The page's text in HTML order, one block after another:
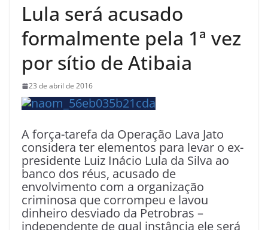
Lula será acusado
formalmente pela 1ª vez
por sítio de Atibaia
23 de abril de 2016
A força-tarefa da Operação Lava Jato
considera ter elementos para levar o ex-
presidente Luiz Inácio Lula da Silva ao
banco dos réus, acusado de
envolvimento com a organização
criminosa que corrompeu e lavou
dinheiro desviado da Petrobras –
independente de qual instância ele será